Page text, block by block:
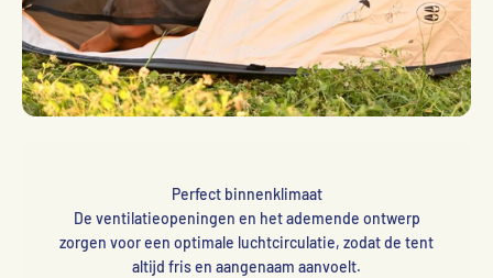
Perfect binnenklimaat
De ventilatieopeningen en het ademende ontwerp
zorgen voor een optimale luchtcirculatie, zodat de tent
altijd fris en aangenaam aanvoelt.